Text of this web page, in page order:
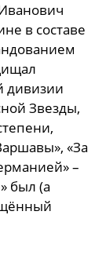
в составе
дивизии
Звезды,
«За
–
был (а